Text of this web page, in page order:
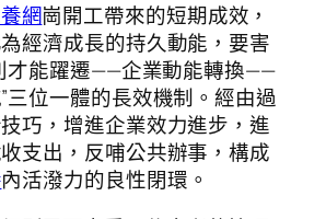
網崗開工帶來的短期成效，
經濟成長的持久動能，要害
才能躍遷——企業動能轉換——
三位一體的長效機制。經由過
巧，增進企業效力進步，進
支出，反哺公共辦事，構成
內活潑力的良性閉環。